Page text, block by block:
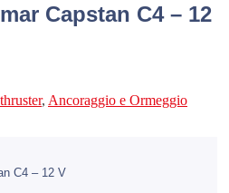
Capstan C4 – 12
, Ancoraggio e Ormeggio
C4 – 12 V